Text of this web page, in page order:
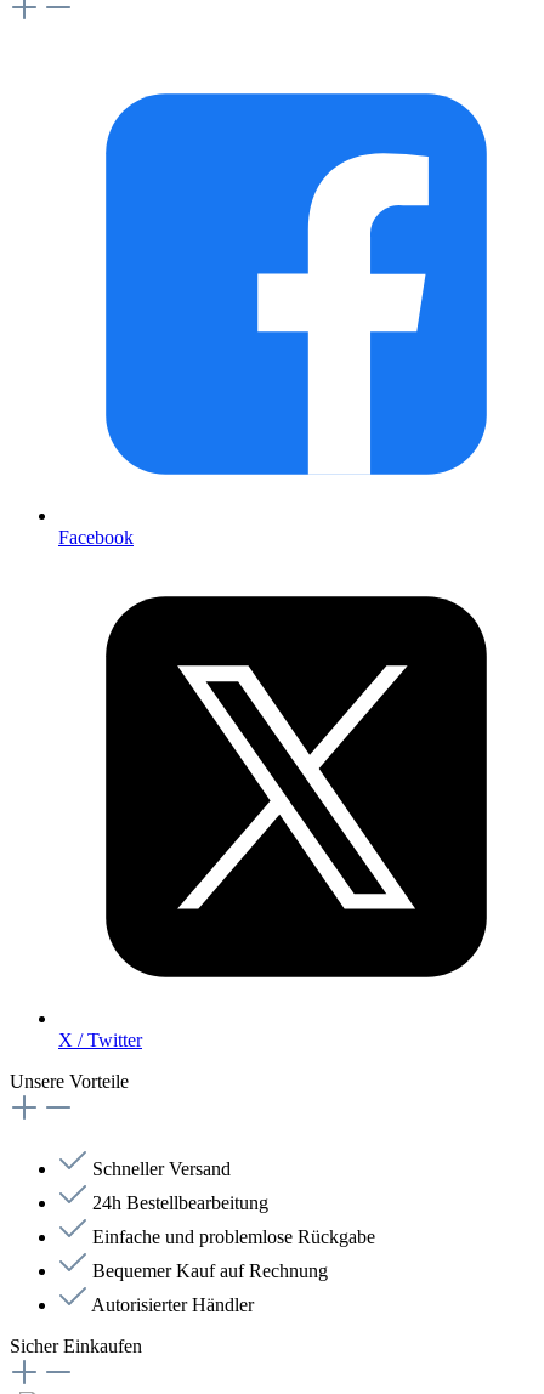
Facebook
X / Twitter
Unsere Vorteile
Schneller Versand
24h Bestellbearbeitung
Einfache und problemlose Rückgabe
Bequemer Kauf auf Rechnung
Autorisierter Händler
Sicher Einkaufen